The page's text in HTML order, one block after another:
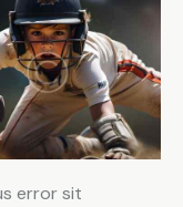
error sit